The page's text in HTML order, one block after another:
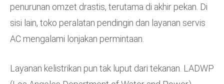
penurunan omzet drastis, terutama di akhir pekan. Di
sisi lain, toko peralatan pendingin dan layanan servis
AC mengalami lonjakan permintaan.
Layanan kelistrikan pun tak luput dari tekanan. LADWP